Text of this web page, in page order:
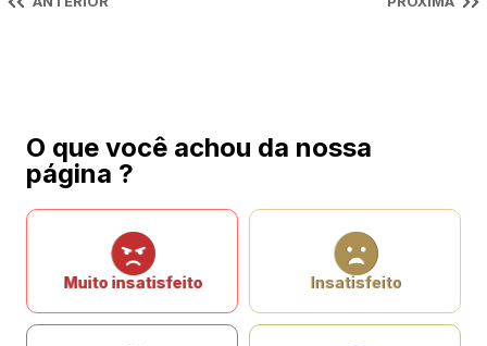
O que você achou da nossa
página ?
Muito insatisfeito Insatisfeito